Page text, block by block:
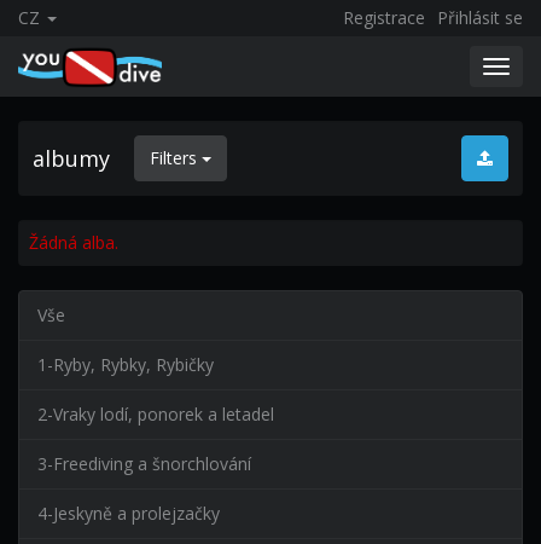
CZ Registrace Přihlásit se
albumy Filters
Žádná alba.
Vše
1-Ryby, Rybky, Rybičky
2-Vraky lodí, ponorek a letadel
3-Freediving a šnorchlování
4-Jeskyně a prolejzačky